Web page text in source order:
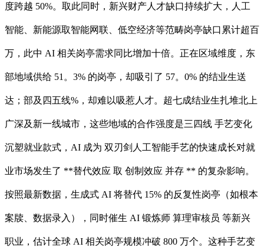
度跨越 50%。取此同时，新兴财产人才缺口持续扩大，人工
智能、新能源取智能网联、低空经济等范畴岗亭缺口累计超百
万，此中 AI 相关岗亭需求同比增加十倍。正在区域维度，东
部地域供给 51。3% 的岗亭，却吸引了 57。0% 的结业生送
达；部及四五线%，却难以吸惹人才。超七成结业生扎堆北上
广深及新一线城市，这些地域的合作强度是三四线 手艺变化
沉塑就业款式，AI 成为 双刃剑人工智能手艺的快速成长对就
业市场发生了 **替代效应 取 创制效应 并存 ** 的复杂影响。
按照最新数据，生成式 AI 将替代 15% 的反复性岗亭（如根本
案牍、数据录入），同时催生 AI 锻炼师 算理审核员 等新兴
职业，估计全球 AI 相关岗亭规模冲破 800 万个。这种手艺变